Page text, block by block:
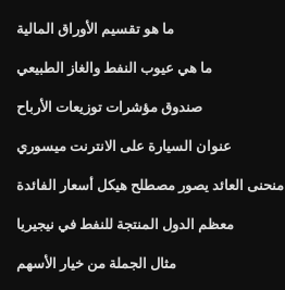
ما هو تقسيم الأوراق المالية
ما هي عيوب النفط والغاز الطبيعي
صندوق مؤشرات توزيعات الأرباح
عنوان السيارة على الانترنت ميسوري
منحنى العائد يصور مصطلح هيكل أسعار الفائدة
معظم الدول المنتجة للنفط في نيجيريا
مثال الجملة من خيار الأسهم